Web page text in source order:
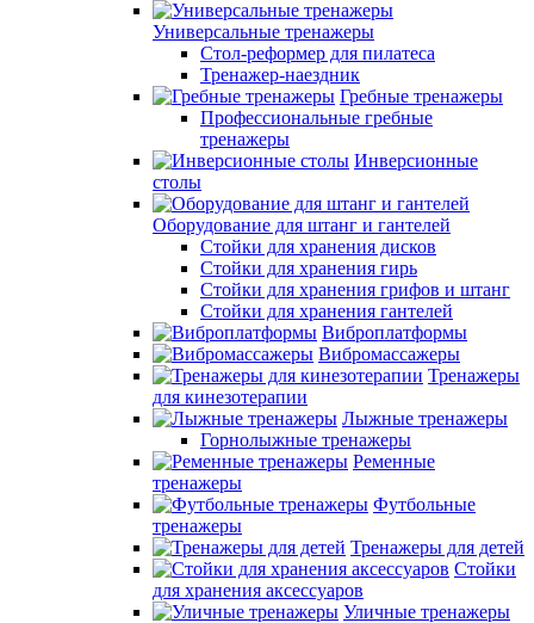
Универсальные тренажеры
Стол-реформер для пилатеса
Тренажер-наездник
Гребные тренажеры
Профессиональные гребные
тренажеры
Инверсионные
столы
Оборудование для штанг и гантелей
Стойки для хранения дисков
Стойки для хранения гирь
Стойки для хранения грифов и штанг
Стойки для хранения гантелей
Виброплатформы
Вибромассажеры
Тренажеры
для кинезотерапии
Лыжные тренажеры
Горнолыжные тренажеры
Ременные
тренажеры
Футбольные
тренажеры
Тренажеры для детей
Стойки
для хранения аксессуаров
Уличные тренажеры